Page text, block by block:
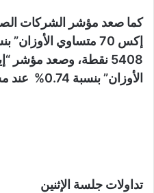
كما صعد مؤشر الشركات
الأوزان” بنسبة 0.74% عند مستوى 7898 نقطة.
تداولات جلسة الإثنين